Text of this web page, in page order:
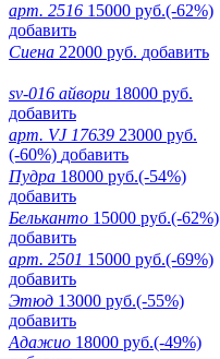
арт. 2516 15000 руб.(-62%)
добавить
Сиена 22000 руб. добавить
sv-016 айвори 18000 руб.
добавить
арт. VJ 17639 23000 руб.
(-60%) добавить
Пудра 18000 руб.(-54%)
добавить
Бельканто 15000 руб.(-62%)
добавить
арт. 2501 15000 руб.(-69%)
добавить
Этюд 13000 руб.(-55%)
добавить
Адажио 18000 руб.(-49%)